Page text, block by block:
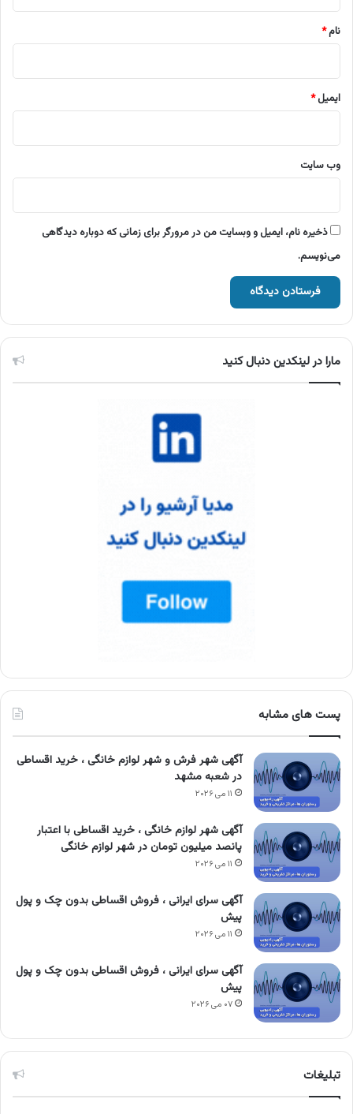
نام*
ایمیل*
وب‌ سایت
ذخیره نام، ایمیل و وبسایت من در مرورگر برای زمانی که دوباره دیدگاهی
می‌نویسم.
مارا در لینکدین دنبال کنید
پست های مشابه
آگهی شهر فرش و شهر لوازم خانگی ، خرید اقساطی
در شعبه مشهد
۱۱ می ۲۰۲۶
آگهی شهر لوازم خانگی ، خرید اقساطی با اعتبار
پانصد میلیون تومان در شهر لوازم خانگی
۱۱ می ۲۰۲۶
آگهی سرای ایرانی ، فروش اقساطی بدون چک و پول
پیش
۱۱ می ۲۰۲۶
آگهی سرای ایرانی ، فروش اقساطی بدون چک و پول
پیش
۰۷ می ۲۰۲۶
تبلیغات